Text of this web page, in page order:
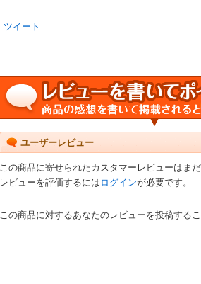
ツイート
ユーザーレビュー
この商品に寄せられたカスタマーレビューはまだ
レビューを評価するには ログインが必要です。
この商品に対するあなたのレビューを投稿するこ